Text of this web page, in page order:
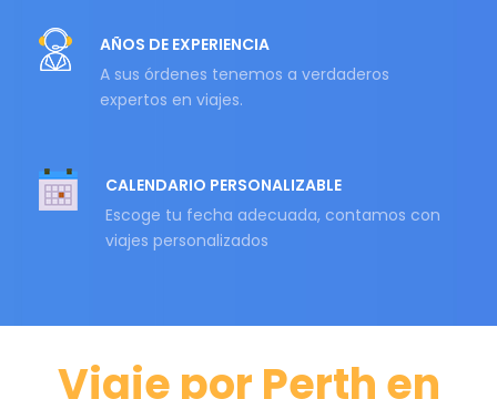
AÑOS DE EXPERIENCIA
A sus órdenes tenemos a verdaderos
expertos en viajes.
CALENDARIO PERSONALIZABLE
Escoge tu fecha adecuada, contamos con
viajes personalizados
Viaje por Perth en